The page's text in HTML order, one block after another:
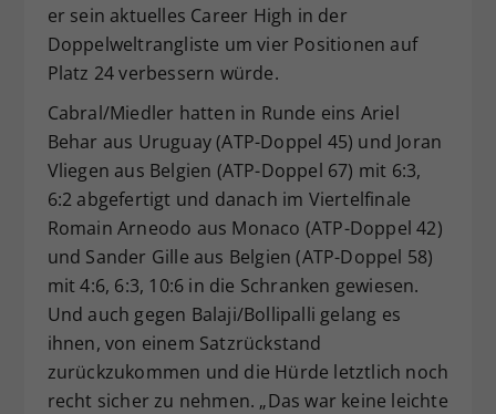
er sein aktuelles Career High in der
Doppelweltrangliste um vier Positionen auf
Platz 24 verbessern würde.
Cabral/Miedler hatten in Runde eins Ariel
Behar aus Uruguay (ATP-Doppel 45) und Joran
Vliegen aus Belgien (ATP-Doppel 67) mit 6:3,
6:2 abgefertigt und danach im Viertelfinale
Romain Arneodo aus Monaco (ATP-Doppel 42)
und Sander Gille aus Belgien (ATP-Doppel 58)
mit 4:6, 6:3, 10:6 in die Schranken gewiesen.
Und auch gegen Balaji/Bollipalli gelang es
ihnen, von einem Satzrückstand
zurückzukommen und die Hürde letztlich noch
recht sicher zu nehmen. „Das war keine leichte